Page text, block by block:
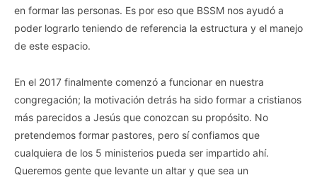
en formar las personas. Es por eso que BSSM nos ayudó a
poder lograrlo teniendo de referencia la estructura y el manejo
de este espacio.
En el 2017 finalmente comenzó a funcionar en nuestra
congregación; la motivación detrás ha sido formar a cristianos
más parecidos a Jesús que conozcan su propósito. No
pretendemos formar pastores, pero sí confiamos que
cualquiera de los 5 ministerios pueda ser impartido ahí.
Queremos gente que levante un altar y que sea un